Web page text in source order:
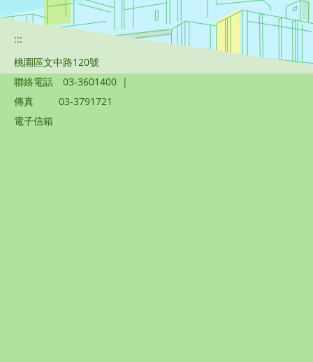
:::
桃園區文中路120號
聯絡電話
03-3601400 |
傳真
03-3791721
電子信箱